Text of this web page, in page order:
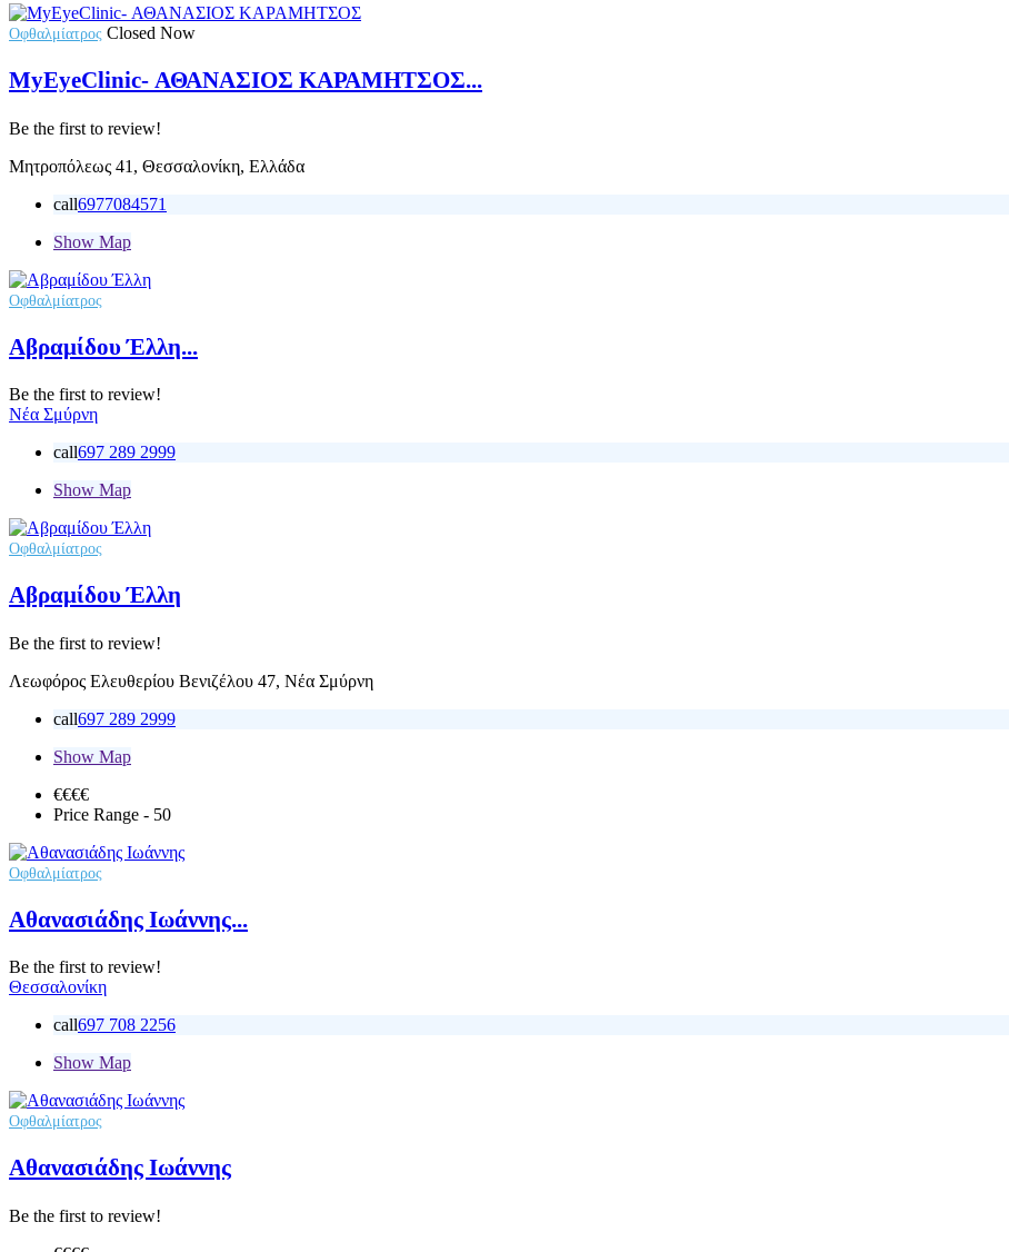
Οφθαλμίατρος Closed Now
MyEyeClinic- ΑΘΑΝΑΣΙΟΣ ΚΑΡΑΜΗΤΣΟΣ...
Be the first to review!
Μητροπόλεως 41, Θεσσαλονίκη, Ελλάδα
call6977084571
Show Map
Οφθαλμίατρος
Αβραμίδου Έλλη...
Be the first to review!
Νέα Σμύρνη
call697 289 2999
Show Map
Οφθαλμίατρος
Αβραμίδου Έλλη
Be the first to review!
Λεωφόρος Ελευθερίου Βενιζέλου 47, Νέα Σμύρνη
call697 289 2999
Show Map
€€€€
Price Range - 50
Οφθαλμίατρος
Αθανασιάδης Ιωάννης...
Be the first to review!
Θεσσαλονίκη
call697 708 2256
Show Map
Οφθαλμίατρος
Αθανασιάδης Ιωάννης
Be the first to review!